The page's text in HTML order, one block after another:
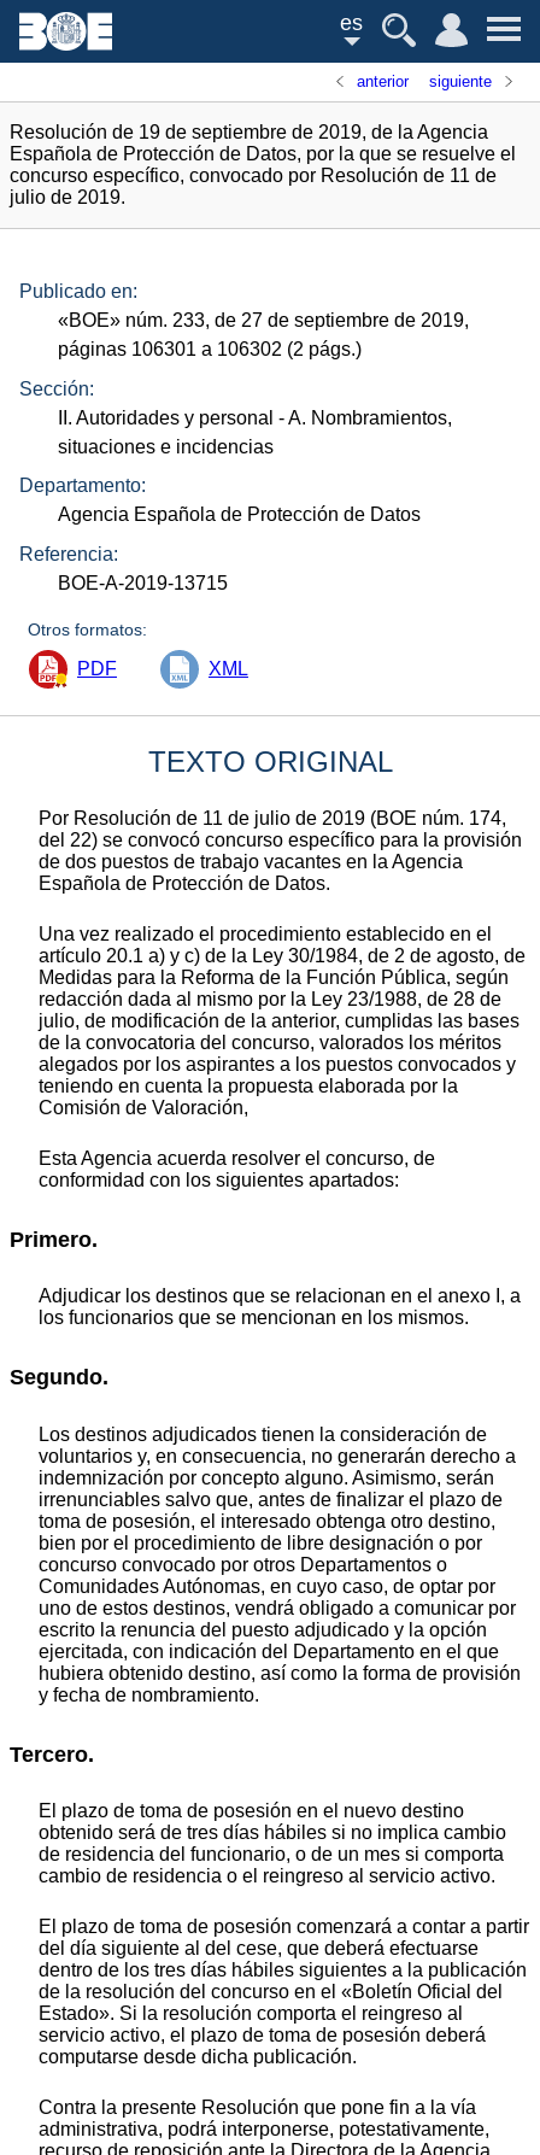
es
anterior siguiente
Resolución de 19 de septiembre de 2019, de la Agencia
Española de Protección de Datos, por la que se resuelve el
concurso específico, convocado por Resolución de 11 de
julio de 2019.
Publicado en:
«BOE» núm. 233, de 27 de septiembre de 2019,
páginas 106301 a 106302 (2 págs.)
Sección:
II. Autoridades y personal - A. Nombramientos,
situaciones e incidencias
Departamento:
Agencia Española de Protección de Datos
Referencia:
BOE-A-2019-13715
Otros formatos:
PDF XML
TEXTO ORIGINAL
Por Resolución de 11 de julio de 2019 (BOE núm. 174,
del 22) se convocó concurso específico para la provisión
de dos puestos de trabajo vacantes en la Agencia
Española de Protección de Datos.
Una vez realizado el procedimiento establecido en el
artículo 20.1 a) y c) de la Ley 30/1984, de 2 de agosto, de
Medidas para la Reforma de la Función Pública, según
redacción dada al mismo por la Ley 23/1988, de 28 de
julio, de modificación de la anterior, cumplidas las bases
de la convocatoria del concurso, valorados los méritos
alegados por los aspirantes a los puestos convocados y
teniendo en cuenta la propuesta elaborada por la
Comisión de Valoración,
Esta Agencia acuerda resolver el concurso, de
conformidad con los siguientes apartados:
Primero.
Adjudicar los destinos que se relacionan en el anexo I, a
los funcionarios que se mencionan en los mismos.
Segundo.
Los destinos adjudicados tienen la consideración de
voluntarios y, en consecuencia, no generarán derecho a
indemnización por concepto alguno. Asimismo, serán
irrenunciables salvo que, antes de finalizar el plazo de
toma de posesión, el interesado obtenga otro destino,
bien por el procedimiento de libre designación o por
concurso convocado por otros Departamentos o
Comunidades Autónomas, en cuyo caso, de optar por
uno de estos destinos, vendrá obligado a comunicar por
escrito la renuncia del puesto adjudicado y la opción
ejercitada, con indicación del Departamento en el que
hubiera obtenido destino, así como la forma de provisión
y fecha de nombramiento.
Tercero.
El plazo de toma de posesión en el nuevo destino
obtenido será de tres días hábiles si no implica cambio
de residencia del funcionario, o de un mes si comporta
cambio de residencia o el reingreso al servicio activo.
El plazo de toma de posesión comenzará a contar a partir
del día siguiente al del cese, que deberá efectuarse
dentro de los tres días hábiles siguientes a la publicación
de la resolución del concurso en el «Boletín Oficial del
Estado». Si la resolución comporta el reingreso al
servicio activo, el plazo de toma de posesión deberá
computarse desde dicha publicación.
Contra la presente Resolución que pone fin a la vía
administrativa, podrá interponerse, potestativamente,
recurso de reposición ante la Directora de la Agencia